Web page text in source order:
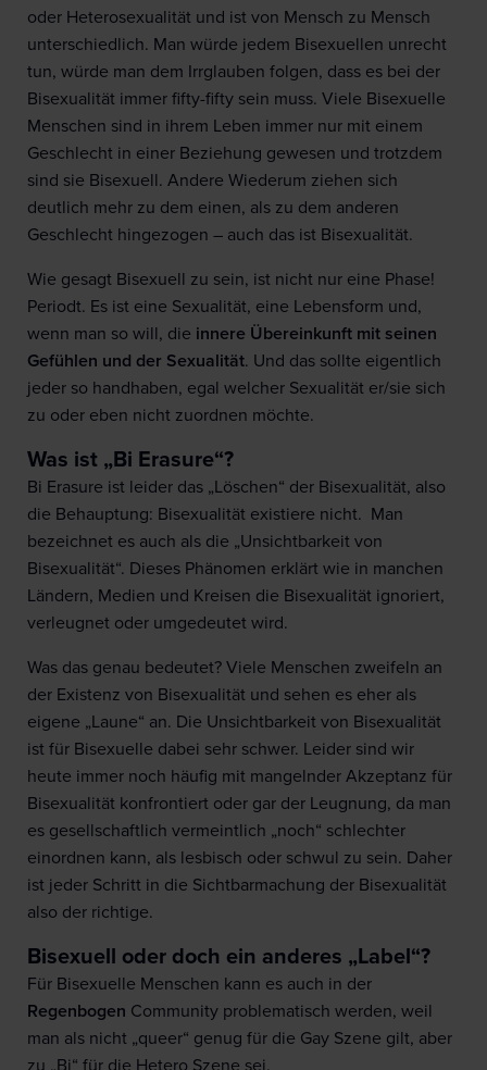
oder Heterosexualität und ist von Mensch zu Mensch
unterschiedlich. Man würde jedem Bisexuellen unrecht
tun, würde man dem Irrglauben folgen, dass es bei der
Bisexualität immer fifty-fifty sein muss. Viele Bisexuelle
Menschen sind in ihrem Leben immer nur mit einem
Geschlecht in einer Beziehung gewesen und trotzdem
sind sie Bisexuell. Andere Wiederum ziehen sich
deutlich mehr zu dem einen, als zu dem anderen
Geschlecht hingezogen – auch das ist Bisexualität.
Wie gesagt Bisexuell zu sein, ist nicht nur eine Phase!
Periodt. Es ist eine Sexualität, eine Lebensform und,
wenn man so will, die innere Übereinkunft mit seinen
Gefühlen und der Sexualität. Und das sollte eigentlich
jeder so handhaben, egal welcher Sexualität er/sie sich
zu oder eben nicht zuordnen möchte.
Was ist „Bi Erasure“?
Bi Erasure ist leider das „Löschen“ der Bisexualität, also
die Behauptung: Bisexualität existiere nicht. Man
bezeichnet es auch als die „Unsichtbarkeit von
Bisexualität“. Dieses Phänomen erklärt wie in manchen
Ländern, Medien und Kreisen die Bisexualität ignoriert,
verleugnet oder umgedeutet wird.
Was das genau bedeutet? Viele Menschen zweifeln an
der Existenz von Bisexualität und sehen es eher als
eigene „Laune“ an. Die Unsichtbarkeit von Bisexualität
ist für Bisexuelle dabei sehr schwer. Leider sind wir
heute immer noch häufig mit mangelnder Akzeptanz für
Bisexualität konfrontiert oder gar der Leugnung, da man
es gesellschaftlich vermeintlich „noch“ schlechter
einordnen kann, als lesbisch oder schwul zu sein. Daher
ist jeder Schritt in die Sichtbarmachung der Bisexualität
also der richtige.
Bisexuell oder doch ein anderes „Label“?
Für Bisexuelle Menschen kann es auch in der
Regenbogen Community problematisch werden, weil
man als nicht „queer“ genug für die Gay Szene gilt, aber
zu „Bi“ für die Hetero Szene sei.